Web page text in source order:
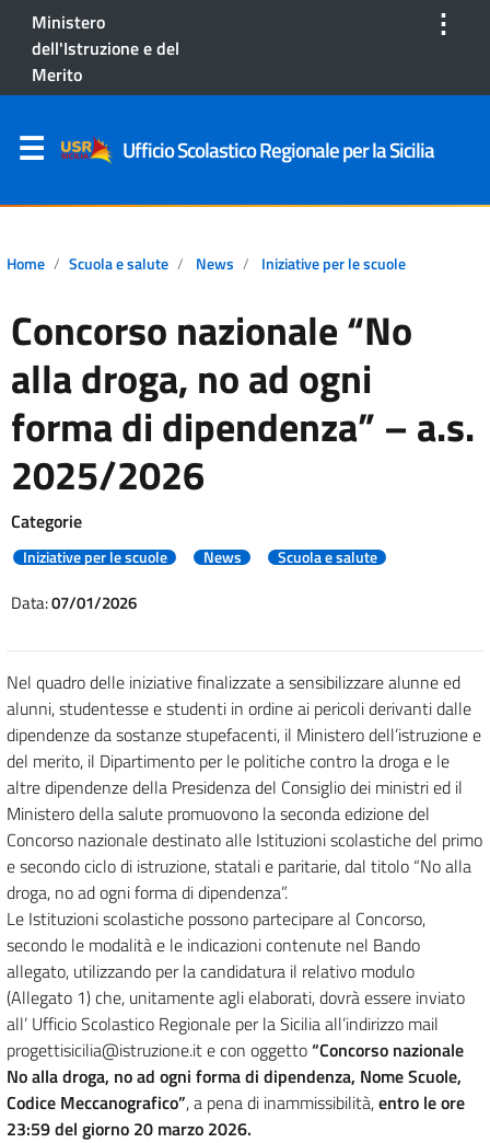
Ministero
dell'Istruzione e del
Merito
⋮
Ufficio Scolastico Regionale per la Sicilia
Home Scuola e salute News Iniziative per le scuole
Concorso nazionale “No
alla droga, no ad ogni
forma di dipendenza” – a.s.
2025/2026
Categorie
Iniziative per le scuole News Scuola e salute
Data:07/01/2026
Nel quadro delle iniziative finalizzate a sensibilizzare alunne ed
alunni, studentesse e studenti in ordine ai pericoli derivanti dalle
dipendenze da sostanze stupefacenti, il Ministero dell’istruzione e
del merito, il Dipartimento per le politiche contro la droga e le
altre dipendenze della Presidenza del Consiglio dei ministri ed il
Ministero della salute promuovono la seconda edizione del
Concorso nazionale destinato alle Istituzioni scolastiche del primo
e secondo ciclo di istruzione, statali e paritarie, dal titolo “No alla
droga, no ad ogni forma di dipendenza”.
Le Istituzioni scolastiche possono partecipare al Concorso,
secondo le modalità e le indicazioni contenute nel Bando
allegato, utilizzando per la candidatura il relativo modulo
(Allegato 1) che, unitamente agli elaborati, dovrà essere inviato
all’ Ufficio Scolastico Regionale per la Sicilia all’indirizzo mail
progettisicilia@istruzione.it e con oggetto“Concorso nazionale
No alla droga, no ad ogni forma di dipendenza, Nome Scuole,
Codice Meccanografico”, a pena di inammissibilità,entro le ore
23:59 del giorno 20 marzo 2026.